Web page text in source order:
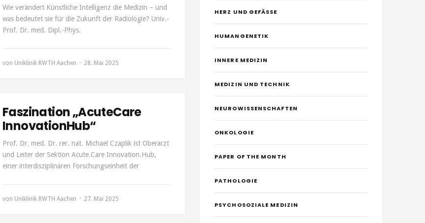
Wie verändert Künstliche Intelligenz die Medizin – und
was bedeutet sie für die Zukunft der Radiologie? Univ.-
Prof. Dr. med. Dipl.-Phys.
von Uniklinik RWTH Aachen 28. Mai 2025
Faszination „AcuteCare
InnovationHub“
Prof. Dr. med. Dr. rer. nat. Michael Czaplik ist Oberarzt
und Leiter der Sektion Acute.Care Innovation.Hub,
einer interdisziplinären Forschungseinheit der
von Uniklinik RWTH Aachen 27. Mai 2025
HERZ UND GEFÄSSE
HUMANGENETIK
INNERE MEDIZIN
MEDIZIN UND TECHNIK
NEUROWISSENSCHAFTEN
ONKOLOGIE
PAPER OF THE MONTH
PATHOLOGIE
PSYCHOSOZIALE MEDIZIN